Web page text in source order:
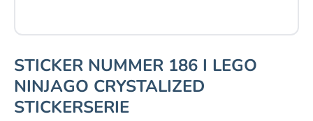
STICKER NUMMER 186 I LEGO
NINJAGO CRYSTALIZED
STICKERSERIE